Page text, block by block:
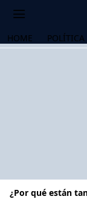
HOME POLÍTICA
¿Por qué están